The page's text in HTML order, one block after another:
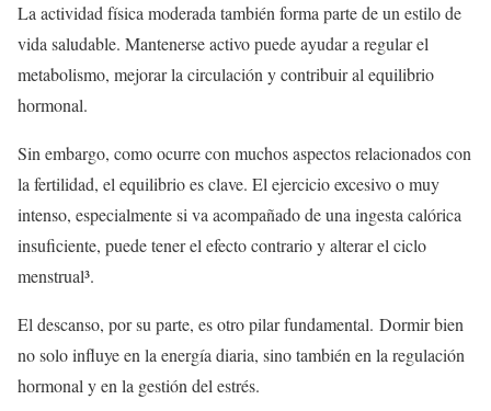
La actividad física moderada también forma parte de un estilo de
vida saludable. Mantenerse activo puede ayudar a regular el
metabolismo, mejorar la circulación y contribuir al equilibrio
hormonal.
Sin embargo, como ocurre con muchos aspectos relacionados con
la fertilidad, el equilibrio es clave. El ejercicio excesivo o muy
intenso, especialmente si va acompañado de una ingesta calórica
insuficiente, puede tener el efecto contrario y alterar el ciclo
menstrual³.
El descanso, por su parte, es otro pilar fundamental. Dormir bien
no solo influye en la energía diaria, sino también en la regulación
hormonal y en la gestión del estrés.